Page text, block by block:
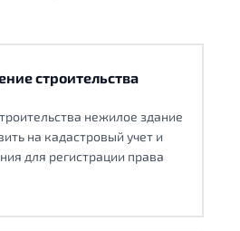
строительства
нежилое здание
на кадастровый учет и
для регистрации права